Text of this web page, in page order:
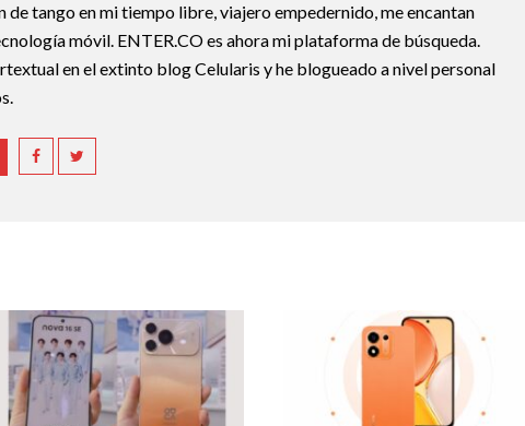
de tango en mi tiempo libre, viajero empedernido, me encantan
móvil. ENTER.CO es ahora mi plataforma de búsqueda.
en el extinto blog Celularis y he blogueado a nivel personal